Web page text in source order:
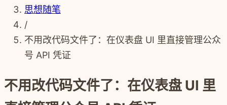
思想随笔
/
不用改代码文件了：在仪表盘 UI 里直接管理公众
号 API 凭证
不用改代码文件了：在仪表盘 UI 里